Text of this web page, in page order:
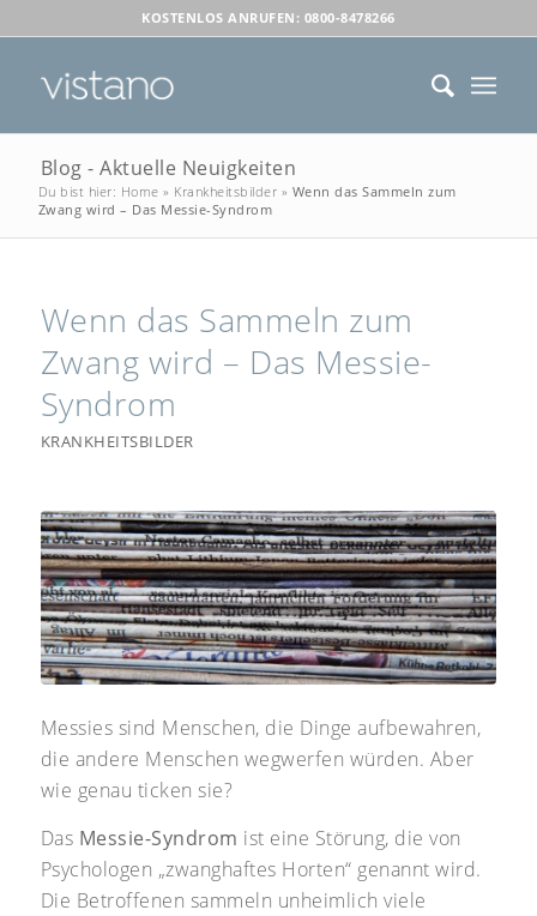
KOSTENLOS ANRUFEN: 0800-8478266
Blog - Aktuelle Neuigkeiten
Du bist hier: Home » Krankheitsbilder » Wenn das Sammeln zum
Zwang wird – Das Messie-Syndrom
Wenn das Sammeln zum
Zwang wird – Das Messie-
Syndrom
KRANKHEITSBILDER
Messies sind Menschen, die Dinge aufbewahren,
die andere Menschen wegwerfen würden. Aber
wie genau ticken sie?
Das Messie-Syndrom ist eine Störung, die von
Psychologen „zwanghaftes Horten“ genannt wird.
Die Betroffenen sammeln unheimlich viele